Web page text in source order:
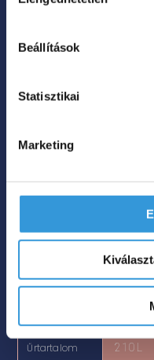
Beállítások
Statisztikai
Marketing
kád
Szín 
Űrtartalom 210 L